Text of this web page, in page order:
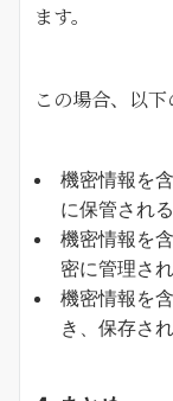
ます。
この場合、以下
機密情報を
に保管される
機密情報を
密に管理さ
機密情報を
き、保存され